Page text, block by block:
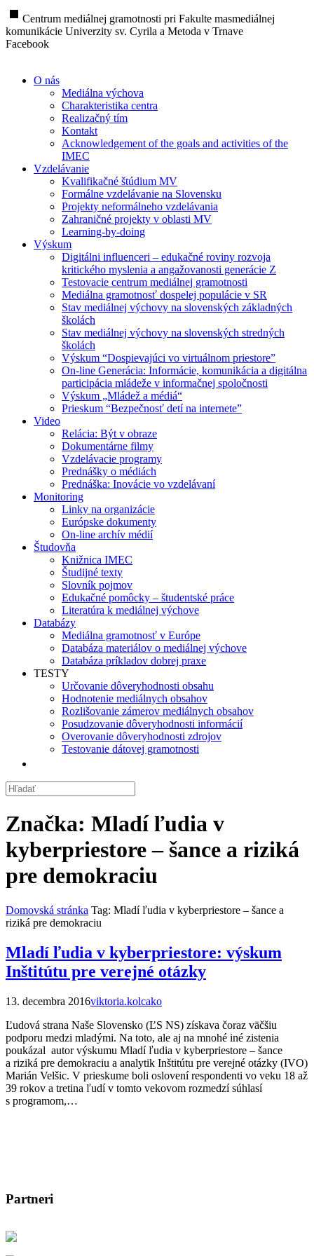
stop Centrum mediálnej gramotnosti pri Fakulte masmediálnej
komunikácie Univerzity sv. Cyrila a Metoda v Trnave
Facebook
O nás
Mediálna výchova
Charakteristika centra
Realizačný tím
Kontakt
Acknowledgement of the goals and activities of the
IMEC
Vzdelávanie
Kvalifikačné štúdium MV
Formálne vzdelávanie na Slovensku
Projekty neformálneho vzdelávania
Zahraničné projekty v oblasti MV
Learning-by-doing
Výskum
Digitálni influenceri – edukačné roviny rozvoja
kritického myslenia a angažovanosti generácie Z
Testovacie centrum mediálnej gramotnosti
Mediálna gramotnosť dospelej populácie v SR
Stav mediálnej výchovy na slovenských základných
školách
Stav mediálnej výchovy na slovenských stredných
školách
Výskum “Dospievajúci vo virtuálnom priestore”
On-line Generácia: Informácie, komunikácia a digitálna
participácia mládeže v informačnej spoločnosti
Výskum „Mládež a médiá“
Prieskum “Bezpečnosť detí na internete”
Video
Relácia: Být v obraze
Dokumentárne filmy
Vzdelávacie programy
Prednášky o médiách
Prednáška: Inovácie vo vzdelávaní
Monitoring
Linky na organizácie
Európske dokumenty
On-line archív médií
Študovňa
Knižnica IMEC
Študijné texty
Slovník pojmov
Edukačné pomôcky – študentské práce
Literatúra k mediálnej výchove
Databázy
Mediálna gramotnosť v Európe
Databáza materiálov o mediálnej výchove
Databáza príkladov dobrej praxe
TESTY
Určovanie dôveryhodnosti obsahu
Hodnotenie mediálnych obsahov
Rozlišovanie zámerov mediálnych obsahov
Posudzovanie dôveryhodnosti informácií
Overovanie dôveryhodnosti zdrojov
Testovanie dátovej gramotnosti
Značka: Mladí ľudia v
kyberpriestore – šance a riziká
pre demokraciu
Domovská stránka Tag: Mladí ľudia v kyberpriestore – šance a
riziká pre demokraciu
Mladí ľudia v kyberpriestore: výskum
Inštitútu pre verejné otázky
13. decembra 2016viktoria.kolcako
Ľudová strana Naše Slovensko (ĽS NS) získava čoraz väčšiu
podporu medzi mladými. Na toto, ale aj na mnohé iné zistenia
poukázal autor výskumu Mladí ľudia v kyberpriestore – šance
a riziká pre demokraciu a analytik Inštitútu pre verejné otázky (IVO)
Marián Velšic. V prieskume boli oslovení respondenti vo veku 18 až
39 rokov a tretina ľudí v tomto vekovom rozmedzí súhlasí
s programom,…
Partneri